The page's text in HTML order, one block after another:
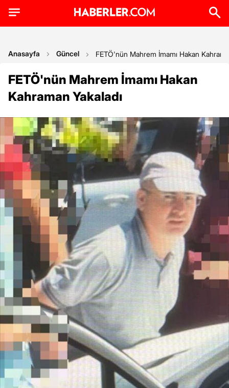
Anasayfa Güncel FETÖ'nün Mahrem İmamı Hakan
FETÖ'nün Mahrem İmamı Hakan
Kahraman Yakaladı